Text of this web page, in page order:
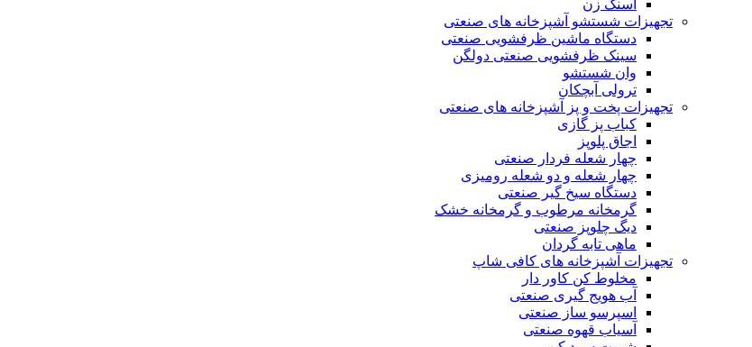
اسنک زن
تجهیزات شستشو آشپزخانه های صنعتی
دستگاه ماشین ظرفشویی صنعتی
سینک ظرفشویی صنعتی دولگن
وان شستشو
ترولی آبچکان
تجهیزات پخت و پز آشپزخانه های صنعتی
کباب پز گازی
اجاق پلوپز
چهار شعله فردار صنعتی
چهار شعله و دو شعله رومیزی
دستگاه سیخ گیر صنعتی
گرمخانه مرطوب و گرمخانه خشک
دیگ چلوپز صنعتی
ماهی تابه گردان
تجهیزات آشپزخانه های کافی شاپ
مخلوط کن کاور دار
آب هویج گیری صنعتی
اسپرسو ساز صنعتی
آسیاب قهوه صنعتی